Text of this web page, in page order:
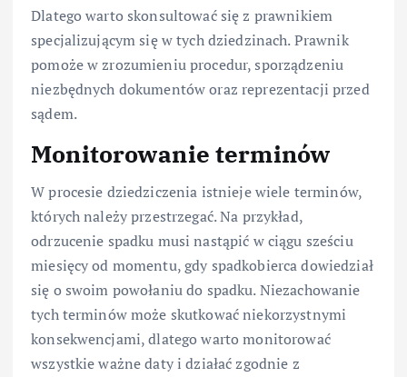
Dlatego warto skonsultować się z prawnikiem
specjalizującym się w tych dziedzinach. Prawnik
pomoże w zrozumieniu procedur, sporządzeniu
niezbędnych dokumentów oraz reprezentacji przed
sądem.
Monitorowanie terminów
W procesie dziedziczenia istnieje wiele terminów,
których należy przestrzegać. Na przykład,
odrzucenie spadku musi nastąpić w ciągu sześciu
miesięcy od momentu, gdy spadkobierca dowiedział
się o swoim powołaniu do spadku. Niezachowanie
tych terminów może skutkować niekorzystnymi
konsekwencjami, dlatego warto monitorować
wszystkie ważne daty i działać zgodnie z